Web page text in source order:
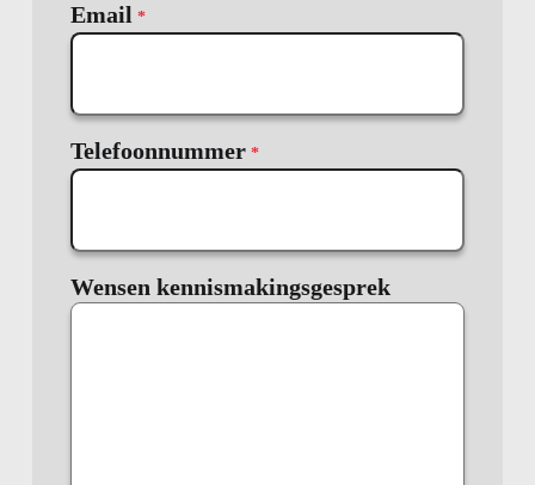
Email *
Telefoonnummer *
Wensen kennismakingsgesprek